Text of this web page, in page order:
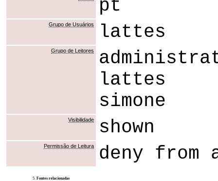
pt
Grupo de Usuários lattes
Grupo de Leitores
lattes
simone
Visibilidade shown
Permissão de Leitura deny from
5. Fontes relacionadas